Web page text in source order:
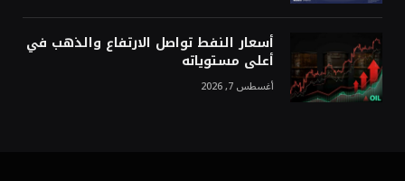
أسعار النفط تواصل الارتفاع والذهب في
أعلى مستوياته
أغسطس 7, 2026